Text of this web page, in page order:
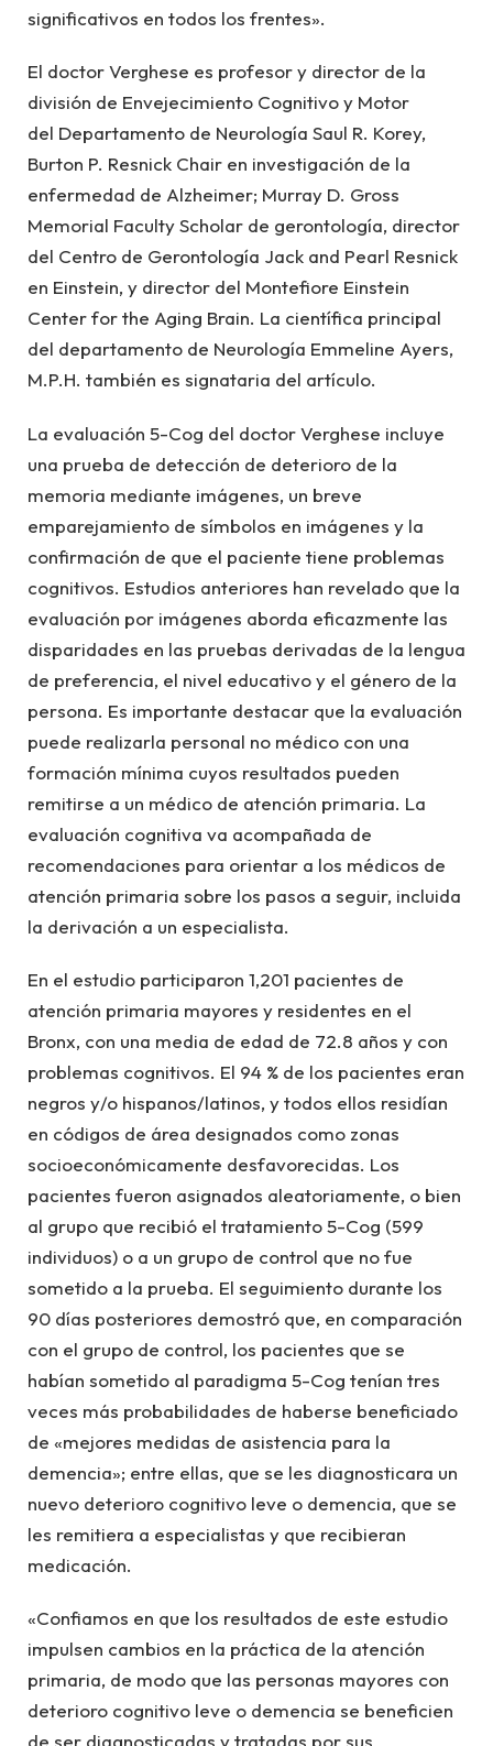
significativos en todos los frentes».
El doctor Verghese es profesor y director de la
división de Envejecimiento Cognitivo y Motor
del Departamento de Neurología Saul R. Korey,
Burton P. Resnick Chair en investigación de la
enfermedad de Alzheimer; Murray D. Gross
Memorial Faculty Scholar de gerontología, director
del Centro de Gerontología Jack and Pearl Resnick
en Einstein, y director del Montefiore Einstein
Center for the Aging Brain. La científica principal
del departamento de Neurología Emmeline Ayers,
M.P.H. también es signataria del artículo.
La evaluación 5-Cog del doctor Verghese incluye
una prueba de detección de deterioro de la
memoria mediante imágenes, un breve
emparejamiento de símbolos en imágenes y la
confirmación de que el paciente tiene problemas
cognitivos. Estudios anteriores han revelado que la
evaluación por imágenes aborda eficazmente las
disparidades en las pruebas derivadas de la lengua
de preferencia, el nivel educativo y el género de la
persona. Es importante destacar que la evaluación
puede realizarla personal no médico con una
formación mínima cuyos resultados pueden
remitirse a un médico de atención primaria. La
evaluación cognitiva va acompañada de
recomendaciones para orientar a los médicos de
atención primaria sobre los pasos a seguir, incluida
la derivación a un especialista.
En el estudio participaron 1,201 pacientes de
atención primaria mayores y residentes en el
Bronx, con una media de edad de 72.8 años y con
problemas cognitivos. El 94 % de los pacientes eran
negros y/o hispanos/latinos, y todos ellos residían
en códigos de área designados como zonas
socioeconómicamente desfavorecidas. Los
pacientes fueron asignados aleatoriamente, o bien
al grupo que recibió el tratamiento 5-Cog (599
individuos) o a un grupo de control que no fue
sometido a la prueba. El seguimiento durante los
90 días posteriores demostró que, en comparación
con el grupo de control, los pacientes que se
habían sometido al paradigma 5-Cog tenían tres
veces más probabilidades de haberse beneficiado
de «mejores medidas de asistencia para la
demencia»; entre ellas, que se les diagnosticara un
nuevo deterioro cognitivo leve o demencia, que se
les remitiera a especialistas y que recibieran
medicación.
«Confiamos en que los resultados de este estudio
impulsen cambios en la práctica de la atención
primaria, de modo que las personas mayores con
deterioro cognitivo leve o demencia se beneficien